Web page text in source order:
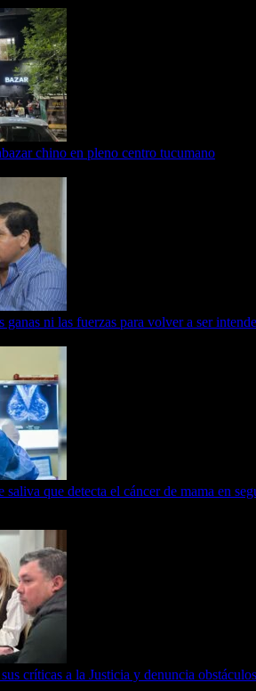
chino en pleno centro tucumano
ni las fuerzas para volver a ser
saliva que detecta el cáncer de mama en
críticas a la Justicia y denuncia